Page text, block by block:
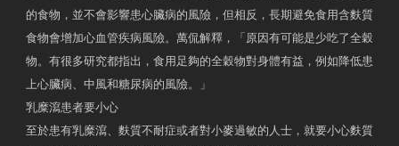
的食物，並不會影響患心臟病的風險，但相反，長期避免食用含麩質
食物會增加心血管疾病風險。萬侃解釋，「原因有可能是少吃了全穀
物。有很多研究都指出，食用足夠的全穀物對身體有益，例如降低患
上心臟病、中風和糖尿病的風險。」
乳糜瀉患者要小心
至於患有乳糜瀉、麩質不耐症或者對小麥過敏的人士，就要小心麩質